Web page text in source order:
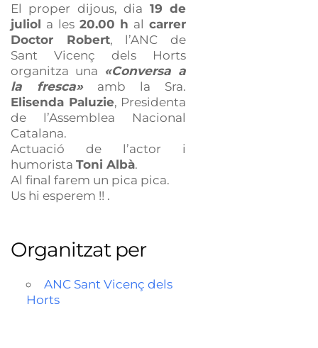
El proper dijous, dia 19 de
juliol a les 20.00 h alcarrer
Doctor Robert, l’ANC de
Sant Vicenç dels Horts
organitza una «Conversa a
la fresca»amb la Sra.
Elisenda Paluzie, Presidenta
de l’Assemblea Nacional
Catalana.
Actuació de l’actor i
humorista Toni Albà.
Al final farem un pica pica.
Us hi esperem !! .
Organitzat per
ANC Sant Vicenç dels
Horts